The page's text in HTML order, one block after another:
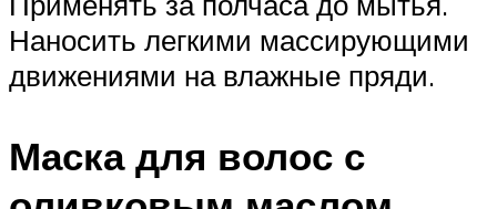
Наносить легкими массирующими
движениями на влажные пряди.
Маска для волос с